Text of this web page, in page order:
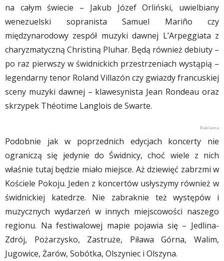
na całym świecie – Jakub Józef Orliński, uwielbiany
wenezuelski sopranista Samuel Mariño czy
międzynarodowy zespół muzyki dawnej L’Arpeggiata z
charyzmatyczną Christiną Pluhar. Będą również debiuty –
po raz pierwszy w świdnickich przestrzeniach wystąpią –
legendarny tenor Roland Villazón czy gwiazdy francuskiej
sceny muzyki dawnej – klawesynista Jean Rondeau oraz
skrzypek Théotime Langlois de Swarte.
Podobnie jak w poprzednich edycjach koncerty nie
ograniczą się jedynie do Świdnicy, choć wiele z nich
właśnie tutaj będzie miało miejsce. Aż dziewięć zabrzmi w
Kościele Pokoju. Jeden z koncertów usłyszymy również w
świdnickiej katedrze. Nie zabraknie też występów i
muzycznych wydarzeń w innych miejscowości naszego
regionu. Na festiwalowej mapie pojawia się – Jedlina-
Zdrój, Pożarzysko, Zastruże, Piława Górna, Walim,
Jugowice, Żarów, Sobótka, Olszyniec i Olszyna.